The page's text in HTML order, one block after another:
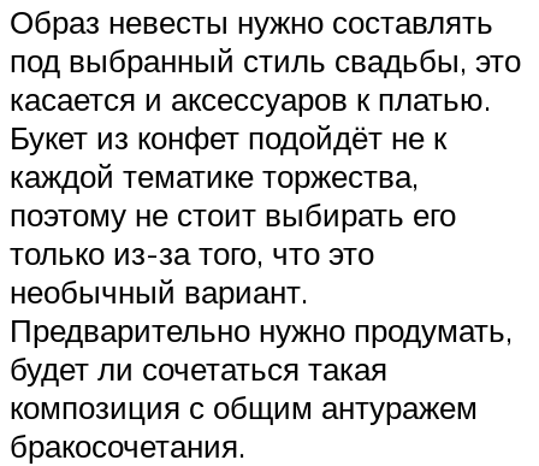
Образ невесты нужно составлять
под выбранный стиль свадьбы, это
касается и аксессуаров к платью.
Букет из конфет подойдёт не к
каждой тематике торжества,
поэтому не стоит выбирать его
только из-за того, что это
необычный вариант.
Предварительно нужно продумать,
будет ли сочетаться такая
композиция с общим антуражем
бракосочетания.